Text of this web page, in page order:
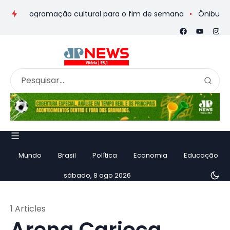
programação cultural para o fim de semana Ônibus de
Mundo Brasil Política Economia Educação
sábado, 8 ago 2026
1 Articles